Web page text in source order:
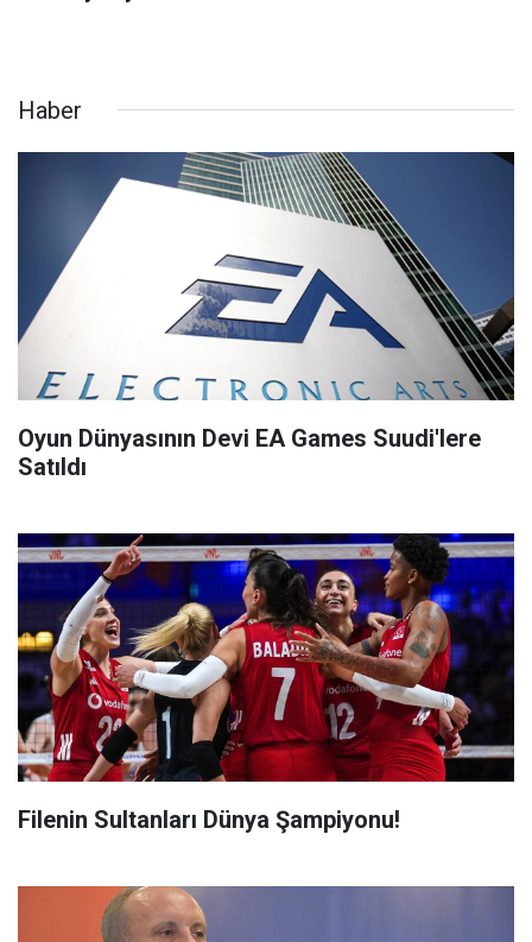
Haber
Oyun Dünyasının Devi EA Games Suudi'lere
Satıldı
Filenin Sultanları Dünya Şampiyonu!